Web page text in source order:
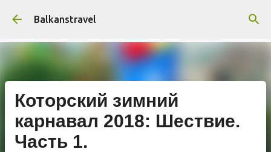
К основному контенту
Balkanstravel
Которский зимний
карнавал 2018: Шествие.
Часть 1.